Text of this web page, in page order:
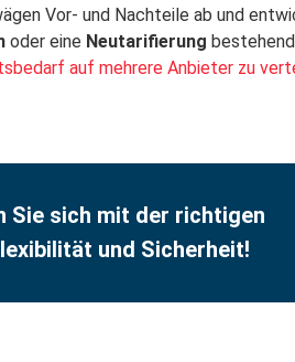
Vor- und Nachteile ab und
oder eine Neutarifierung
auf mehrere Anbieter zu
Sie sich mit der richtigen
und Sicherheit!